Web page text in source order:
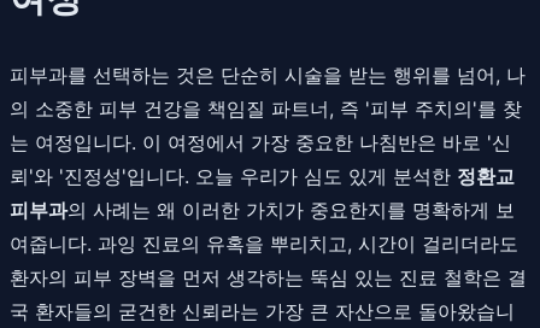
피부과를 선택하는 것은 단순히 시술을 받는 행위를 넘어, 나
의 소중한 피부 건강을 책임질 파트너, 즉 '피부 주치의'를 찾
는 여정입니다. 이 여정에서 가장 중요한 나침반은 바로 '신
뢰'와 '진정성'입니다. 오늘 우리가 심도 있게 분석한 정환교
피부과의 사례는 왜 이러한 가치가 중요한지를 명확하게 보
여줍니다. 과잉 진료의 유혹을 뿌리치고, 시간이 걸리더라도
환자의 피부 장벽을 먼저 생각하는 뚝심 있는 진료 철학은 결
국 환자들의 굳건한 신뢰라는 가장 큰 자산으로 돌아왔습니